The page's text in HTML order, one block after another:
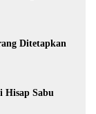
Ditetapkan
Hisap Sabu